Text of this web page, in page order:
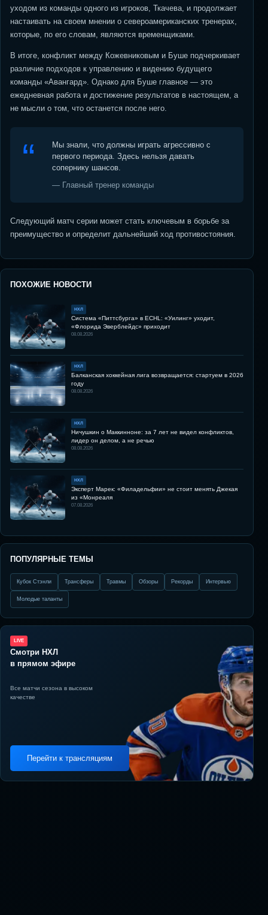
уходом из команды одного из игроков, Ткачева, и продолжает
настаивать на своем мнении о североамериканских тренерах,
которые, по его словам, являются временщиками.
В итоге, конфликт между Кожевниковым и Буше подчеркивает
различие подходов к управлению и видению будущего
команды «Авангард». Однако для Буше главное — это
ежедневная работа и достижение результатов в настоящем, а
не мысли о том, что останется после него.
Мы знали, что должны играть агрессивно с
первого периода. Здесь нельзя давать
сопернику шансов.
— Главный тренер команды
Следующий матч серии может стать ключевым в борьбе за
преимущество и определит дальнейший ход противостояния.
ПОХОЖИЕ НОВОСТИ
НХЛ
Система «Питтсбурга» в ECHL: «Уилинг» уходит,
«Флорида Эверблейдс» приходит
08.08.2026
НХЛ
Балканская хоккейная лига возвращается: стартуем в 2026
году
08.08.2026
НХЛ
Ничушкин о Маккинноне: за 7 лет не видел конфликтов,
лидер он делом, а не речью
08.08.2026
НХЛ
Эксперт Марек: «Филадельфии» не стоит менять Джекая
из «Монреаля
07.08.2026
ПОПУЛЯРНЫЕ ТЕМЫ
Кубок Стэнли Трансферы Травмы Обзоры Рекорды Интервью
Молодые таланты
LIVE
Смотри НХЛ
в прямом эфире
Все матчи сезона в высоком
качестве
Перейти к трансляциям